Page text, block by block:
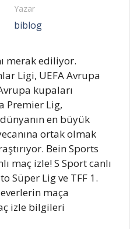
Yazar
biblog
merak ediliyor.
Ligi, UEFA Avrupa
kupaları
Premier Lig,
en büyük
ortak olmak
Bein Sports
maç izle! S Sport canlı
Süper Lig ve TFF 1.
maça
izle bilgileri